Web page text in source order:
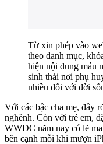
Từ xin phép vào
theo danh mục,
hiện nội dung máu
sinh thái nơi phụ
nhiều đối với đời
Với các bậc cha mẹ, đây
nghênh. Còn với trẻ em,
WWDC năm nay có lẽ
bên cạnh mỗi khi mượn